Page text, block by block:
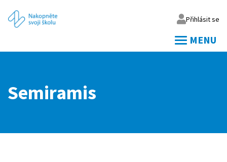
Přihlásit se
Přihlásit
MENU
Semiramis